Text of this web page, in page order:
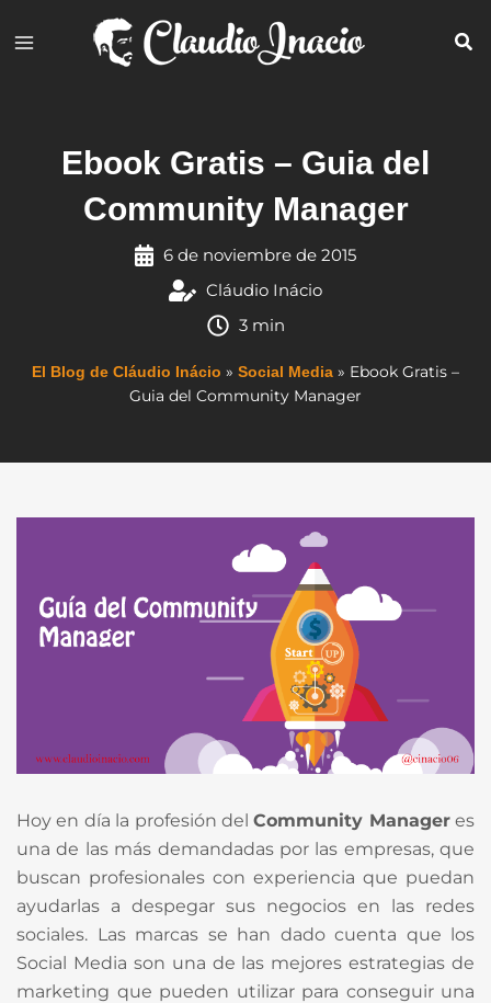
Ebook Gratis – Guia del
Community Manager
6 de noviembre de 2015
Cláudio Inácio
3 min
El Blog de Cláudio Inácio » Social Media » Ebook Gratis –
Guia del Community Manager
Hoy en día la profesión delCommunity Manageres
una de las más demandadas por las empresas, que
buscan profesionales con experiencia que puedan
ayudarlas a despegar sus negocios en las redes
sociales. Las marcas se han dado cuenta que los
Social Media son una de las mejores estrategias de
marketing que pueden utilizar para conseguir una